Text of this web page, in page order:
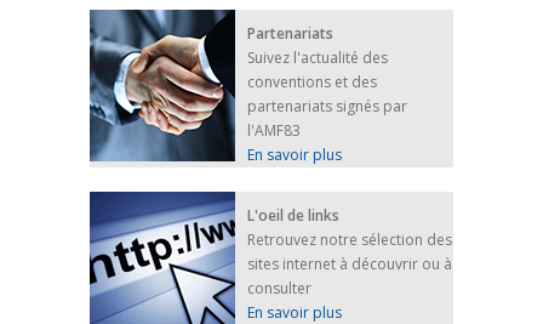
Partenariats
Suivez l'actualité des
conventions et des
partenariats signés par
l'AMF83
En savoir plus
L'oeil de links
Retrouvez notre sélection des
sites internet à découvrir ou à
consulter
En savoir plus